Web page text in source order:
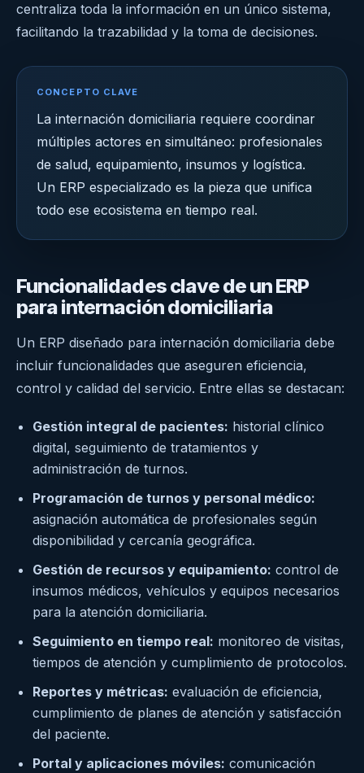
centraliza toda la información en un único sistema,
facilitando la trazabilidad y la toma de decisiones.
CONCEPTO CLAVE
La internación domiciliaria requiere coordinar
múltiples actores en simultáneo: profesionales
de salud, equipamiento, insumos y logística.
Un ERP especializado es la pieza que unifica
todo ese ecosistema en tiempo real.
Funcionalidades clave de un ERP
para internación domiciliaria
Un ERP diseñado para internación domiciliaria debe
incluir funcionalidades que aseguren eficiencia,
control y calidad del servicio. Entre ellas se destacan:
Gestión integral de pacientes: historial clínico
digital, seguimiento de tratamientos y
administración de turnos.
Programación de turnos y personal médico:
asignación automática de profesionales según
disponibilidad y cercanía geográfica.
Gestión de recursos y equipamiento: control de
insumos médicos, vehículos y equipos necesarios
para la atención domiciliaria.
Seguimiento en tiempo real: monitoreo de visitas,
tiempos de atención y cumplimiento de protocolos.
Reportes y métricas: evaluación de eficiencia,
cumplimiento de planes de atención y satisfacción
del paciente.
Portal y aplicaciones móviles: comunicación